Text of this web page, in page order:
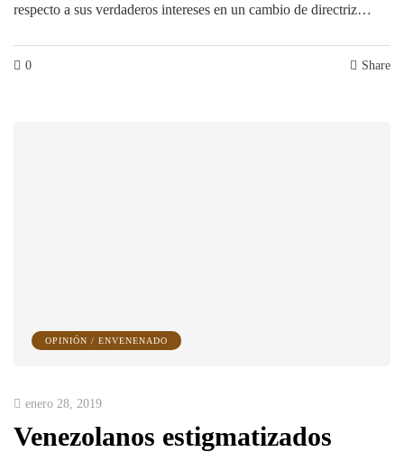
respecto a sus verdaderos intereses en un cambio de directriz…
0 Share
OPINIÓN / ENVENENADO
enero 28, 2019
Venezolanos estigmatizados